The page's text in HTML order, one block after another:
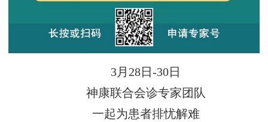
3月28日-30日
神康联合会诊专家团队
一起为患者排忧解难